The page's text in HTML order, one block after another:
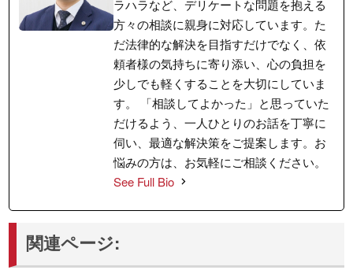
ラハラなど、デリケートな問題を抱える
方々の相談に親身に対応しています。た
だ法律的な解決を目指すだけでなく、依
頼者様の気持ちに寄り添い、心の負担を
少しでも軽くすることを大切にしていま
す。 「相談してよかった」と思っていた
だけるよう、一人ひとりのお話を丁寧に
伺い、最適な解決策をご提案します。お
悩みの方は、お気軽にご相談ください。
See Full Bio
関連ページ: